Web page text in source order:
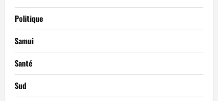
Politique
Samui
Santé
Sud